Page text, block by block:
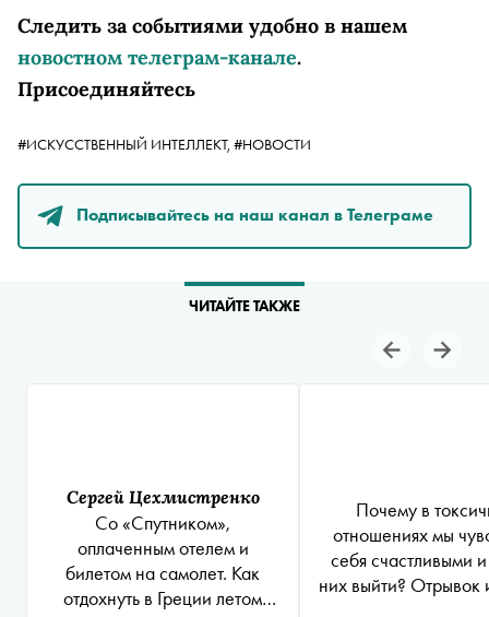
Следить за событиями удобно в нашем
новостном телеграм-канале.
Присоединяйтесь
#ИСКУССТВЕННЫЙ ИНТЕЛЛЕКТ, #НОВОСТИ
Подписывайтесь на наш канал в Телеграме
ЧИТАЙТЕ ТАКЖЕ
Сергей Цехмистренко
Со «Спутником»,
оплаченным отелем и
билетом на самолет. Как
отдохнуть в Греции летом
Почему в
отношениях мы
себя счастливыми
них выйти? Отрывок